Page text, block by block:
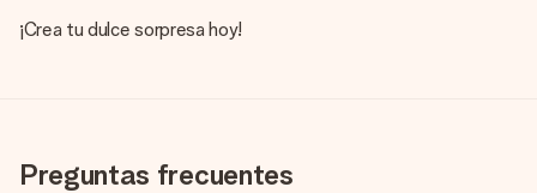
¡Crea tu dulce sorpresa hoy!
Preguntas frecuentes